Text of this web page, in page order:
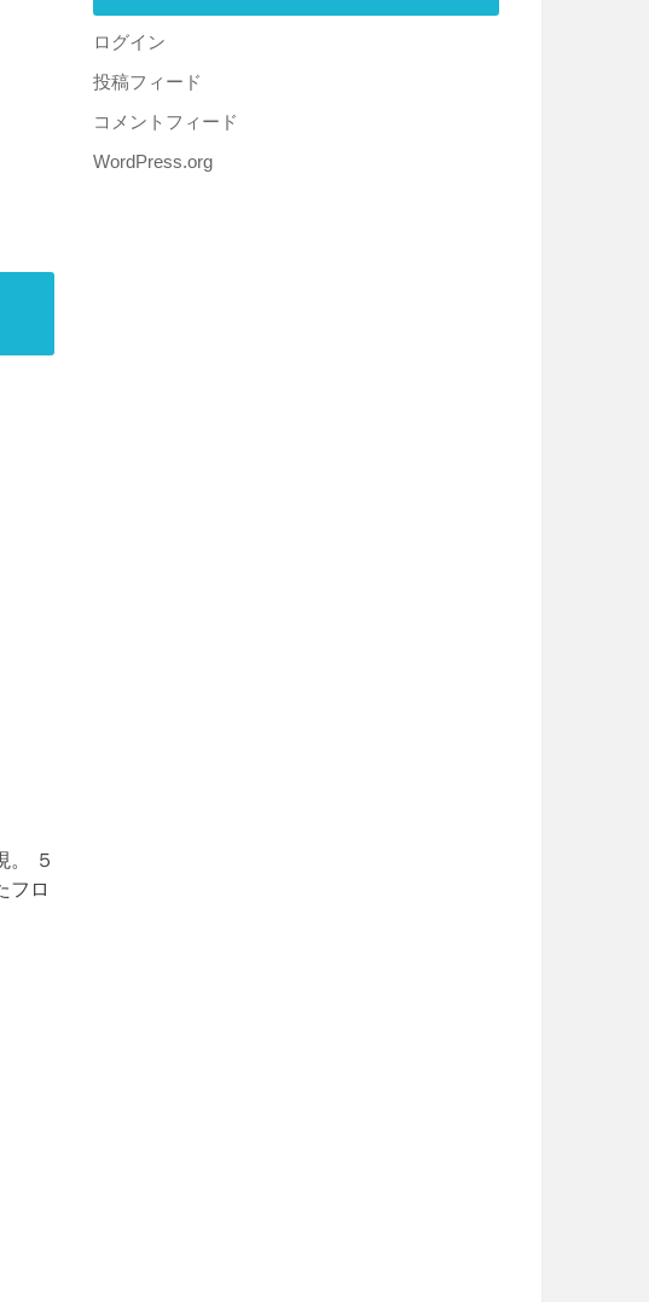
。 ５
フロ
ログイン
投稿フィード
コメントフィード
WordPress.org